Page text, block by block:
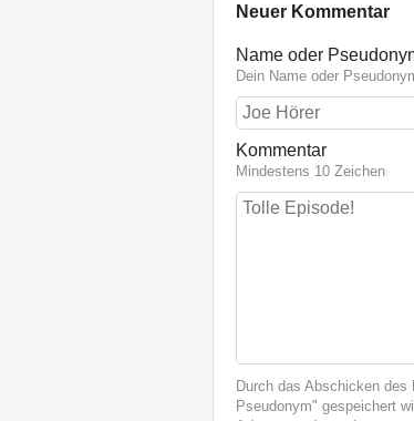
Neuer Kommentar
Name oder
Dein Name oder
Kommentar
Mindestens 10 Zeichen
Durch das Abschicken
Pseudonym" gespeichert